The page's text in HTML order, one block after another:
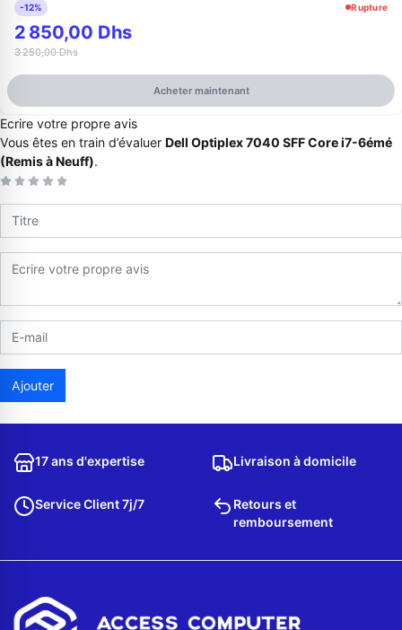
Appelez-nous au
06 37 08 07 06
Envoyer un message
-12% Rupture
2 850,00 Dhs
3 250,00 Dhs
Acheter maintenant
Ecrire votre propre avis
Vous êtes en train d’évaluer Dell Optiplex 7040 SFF Core i7-6émé
(Remis à Neuff).
Ajouter
17 ans d'expertise Livraison à domicile
Service Client 7j/7
Retours et
remboursement